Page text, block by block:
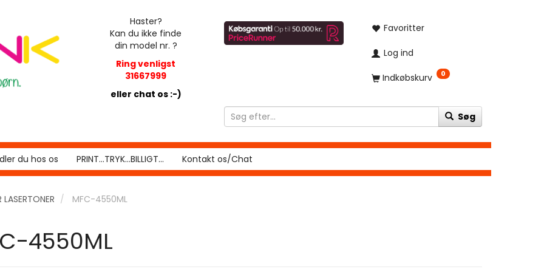
Haster?
Kan du ikke finde
din model nr. ?
Ring venligst
31667999
eller chat os :-)
Favoritter
Log ind
Indkøbskurv 0
Søg
du hos os PRINT...TRYK...BILLIGT... Kontakt os/Chat
LASERTONER MFC-4550ML
4550ML